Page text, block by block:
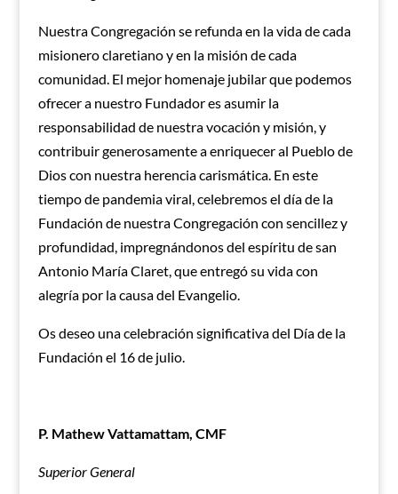
Nuestra Congregación se refunda en la vida de cada
misionero claretiano y en la misión de cada
comunidad. El mejor homenaje jubilar que podemos
ofrecer a nuestro Fundador es asumir la
responsabilidad de nuestra vocación y misión, y
contribuir generosamente a enriquecer al Pueblo de
Dios con nuestra herencia carismática. En este
tiempo de pandemia viral, celebremos el día de la
Fundación de nuestra Congregación con sencillez y
profundidad, impregnándonos del espíritu de san
Antonio María Claret, que entregó su vida con
alegría por la causa del Evangelio.
Os deseo una celebración significativa del Día de la
Fundación el 16 de julio.
P. Mathew Vattamattam, CMF
Superior General